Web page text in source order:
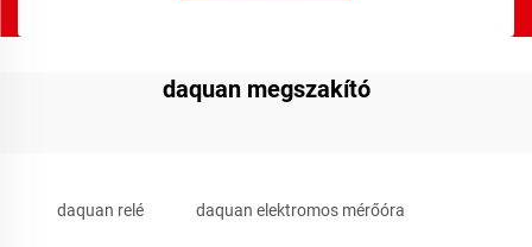
daquan megszakító
daquan relé daquan elektromos mérőóra